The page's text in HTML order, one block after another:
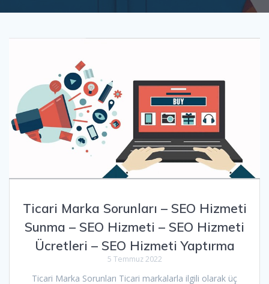
Ticari Marka Sorunları – SEO Hizmeti
Sunma – SEO Hizmeti – SEO Hizmeti
Ücretleri – SEO Hizmeti Yaptırma
5 Temmuz 2022
Ticari Marka Sorunları Ticari markalarla ilgili olarak üç